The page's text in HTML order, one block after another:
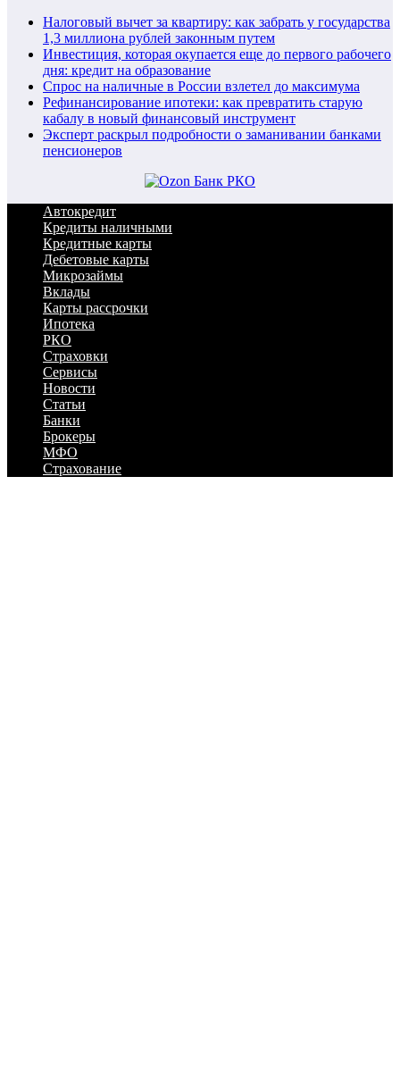
Налоговый вычет за квартиру: как забрать у государства
1,3 миллиона рублей законным путем
Инвестиция, которая окупается еще до первого рабочего
дня: кредит на образование
Спрос на наличные в России взлетел до максимума
Рефинансирование ипотеки: как превратить старую
кабалу в новый финансовый инструмент
Эксперт раскрыл подробности о заманивании банками
пенсионеров
Автокредит
Кредиты наличными
Кредитные карты
Дебетовые карты
Микрозаймы
Вклады
Карты рассрочки
Ипотека
РКО
Страховки
Сервисы
Новости
Статьи
Банки
Брокеры
МФО
Страхование